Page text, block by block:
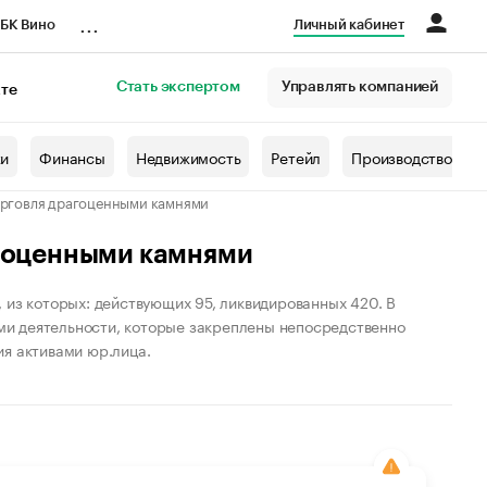
Вино Личный кабинет
Стать экспертом Управлять компанией
Финансы Недвижимость Ретейл Производство
драгоценными камнями
камнями
которых: действующих 95, ликвидированных 420. В
которые закреплены непосредственно
активами юр.лица.